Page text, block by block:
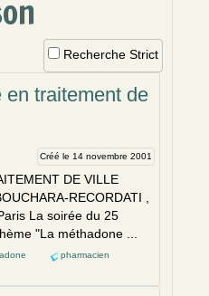
Recherche Strict
en traitement de
Créé le 14 novembre 2001
ENT DE VILLE
RECORDATI ,
La soirée du 25
"La méthadone ...
pharmacien